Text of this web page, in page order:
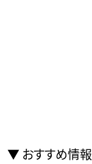
おすすめ情報